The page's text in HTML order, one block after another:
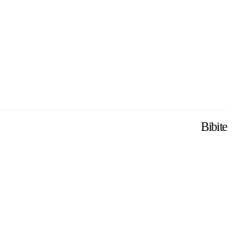
Bibite